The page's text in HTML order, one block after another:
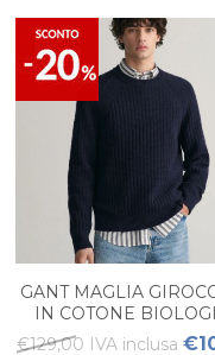
GANT MAGLIA
IN COTONE
UOMO
€129,00 IVA inclusa